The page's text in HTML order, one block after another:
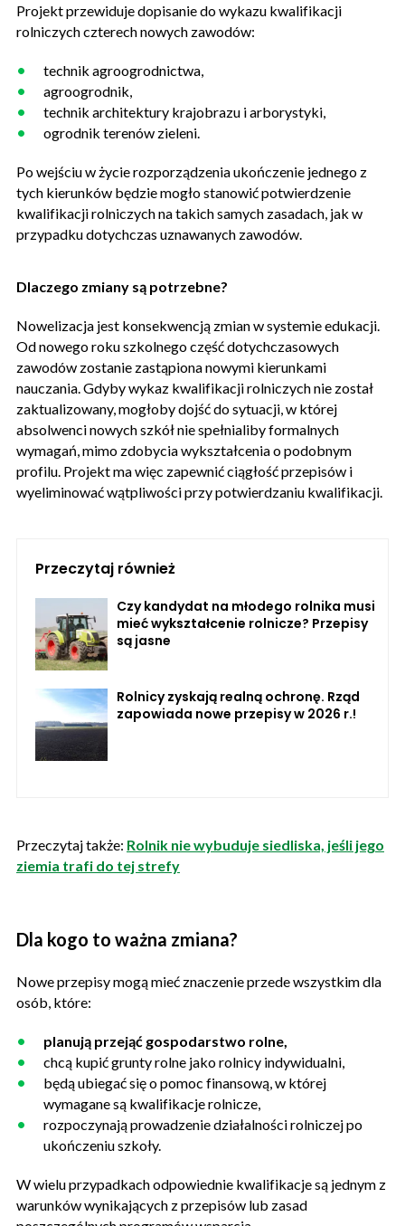
Projekt przewiduje dopisanie do wykazu kwalifikacji
rolniczych czterech nowych zawodów:
technik agroogrodnictwa,
agroogrodnik,
technik architektury krajobrazu i arborystyki,
ogrodnik terenów zieleni.
Po wejściu w życie rozporządzenia ukończenie jednego z
tych kierunków będzie mogło stanowić potwierdzenie
kwalifikacji rolniczych na takich samych zasadach, jak w
przypadku dotychczas uznawanych zawodów.
Dlaczego zmiany są potrzebne?
Nowelizacja jest konsekwencją zmian w systemie edukacji.
Od nowego roku szkolnego część dotychczasowych
zawodów zostanie zastąpiona nowymi kierunkami
nauczania. Gdyby wykaz kwalifikacji rolniczych nie został
zaktualizowany, mogłoby dojść do sytuacji, w której
absolwenci nowych szkół nie spełnialiby formalnych
wymagań, mimo zdobycia wykształcenia o podobnym
profilu. Projekt ma więc zapewnić ciągłość przepisów i
wyeliminować wątpliwości przy potwierdzaniu kwalifikacji.
Przeczytaj również
Czy kandydat na młodego rolnika musi
mieć wykształcenie rolnicze? Przepisy
są jasne
Rolnicy zyskają realną ochronę. Rząd
zapowiada nowe przepisy w 2026 r.!
Przeczytaj także: Rolnik nie wybuduje siedliska, jeśli jego
ziemia trafi do tej strefy
Dla kogo to ważna zmiana?
Nowe przepisy mogą mieć znaczenie przede wszystkim dla
osób, które:
planują przejąć gospodarstwo rolne,
chcą kupić grunty rolne jako rolnicy indywidualni,
będą ubiegać się o pomoc finansową, w której
wymagane są kwalifikacje rolnicze,
rozpoczynają prowadzenie działalności rolniczej po
ukończeniu szkoły.
W wielu przypadkach odpowiednie kwalifikacje są jednym z
warunków wynikających z przepisów lub zasad